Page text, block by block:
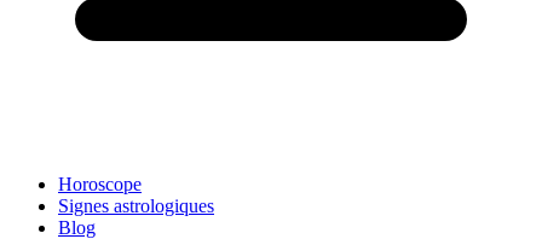
Horoscope
Signes astrologiques
Blog